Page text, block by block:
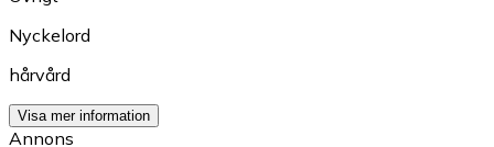
Nyckelord
hårvård
Visa mer information
Annons